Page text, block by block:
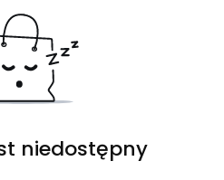
niedostępny